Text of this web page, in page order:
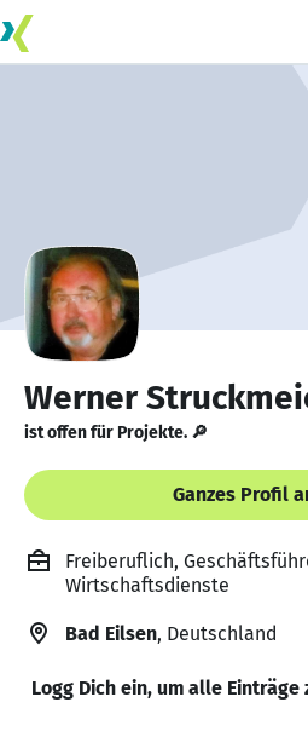
Werner
ist offen für Projekte. 🔎
Ganzes Profil
Freiberuflich,
Wirtschaftsdienste
Bad Eilsen, Deutschland
Logg Dich ein, um alle Einträge